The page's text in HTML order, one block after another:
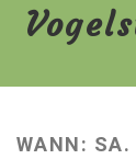
zur
Hauptseite
WANN: